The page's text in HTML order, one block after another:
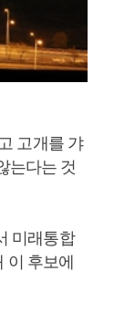
고개를 갸
는다는 것
미래통합
후보에